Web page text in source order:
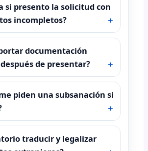
si presento la solicitud con
incompletos?
documentación
de presentar?
piden una subsanación si
traducir y legalizar